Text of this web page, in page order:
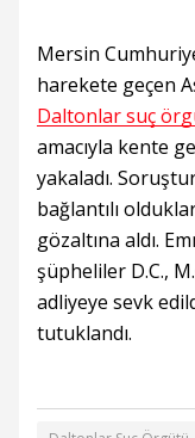
Mersin
harekete geçen
Daltonlar suç
amacıyla kente
yakaladı.
bağlantılı
gözaltına aldı.
şüpheliler D.C.,
adliyeye sevk
tutuklandı.